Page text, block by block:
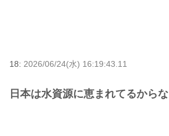
18: 2026/06/24(水) 16:19:43.11
日本は水資源に恵まれてるからな